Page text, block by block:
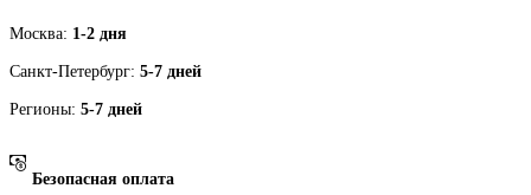
Москва: 1-2 дня
Санкт-Петербург: 5-7 дней
Регионы: 5-7 дней
Безопасная оплата